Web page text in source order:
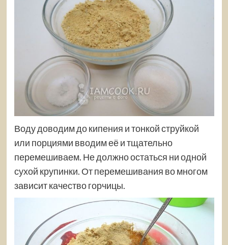
Воду доводим до кипения и тонкой струйкой
или порциями вводим её и тщательно
перемешиваем. Не должно остаться ни одной
сухой крупинки. От перемешивания во многом
зависит качество горчицы.